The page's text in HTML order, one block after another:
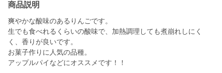
商品説明
爽やかな酸味のあるりんごです。
生でも食べれるくらいの酸味で、加熱調理しても煮崩れしにく
く、香りが良いです。
お菓子作りに人気の品種。
アップルパイなどにオススメです！！